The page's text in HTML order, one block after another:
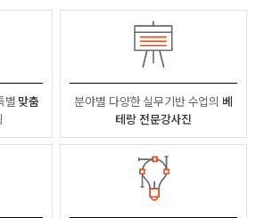
별 맞춤
분야별 다양한 실무기반 수업의 베
테랑 전문강사진